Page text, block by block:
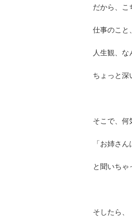
だから、こ
仕事のこと
人生観、
ちょっと深
そこで、何
「お姉さん
と聞いちゃ
そしたら、